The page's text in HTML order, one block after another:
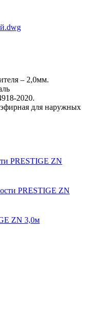
– 2,0мм.
2020.
для наружных
PRESTIGE ZN
PRESTIGE ZN
ZN 3,0м